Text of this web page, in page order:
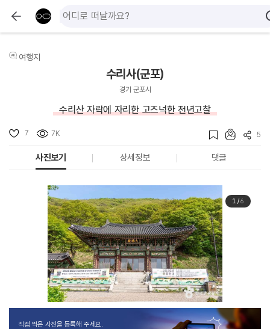
여행지
수리사(군포)
경기 군포시
수리산 자락에 자리한 고즈넉한 천년고찰
7 7K 5
사진보기 상세정보 댓글
1/6
직접 찍은 사진을 등록해 주세요.